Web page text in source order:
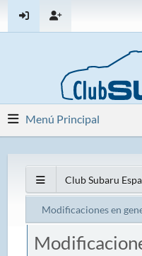
Menú Principal
Club Subaru
Modificaciones en